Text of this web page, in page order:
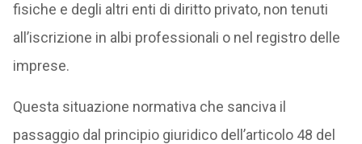
fisiche e degli altri enti di diritto privato, non tenuti
all’iscrizione in albi professionali o nel registro delle
imprese.
Questa situazione normativa che sanciva il
passaggio dal principio giuridico dell’articolo 48 del